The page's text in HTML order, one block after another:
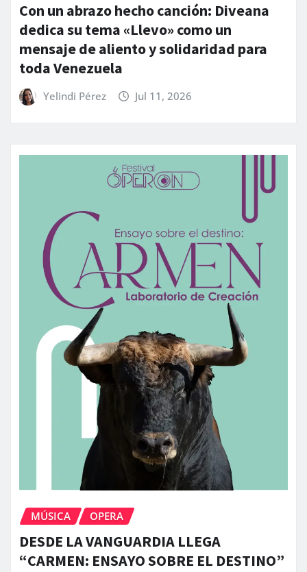
Con un abrazo hecho canción: Diveana
dedica su tema «Llevo» como un
mensaje de aliento y solidaridad para
toda Venezuela
Yelindi Pérez Jul 11, 2026
MÚSICA OPERA
DESDE LA VANGUARDIA LLEGA
“CARMEN: ENSAYO SOBRE EL DESTINO”